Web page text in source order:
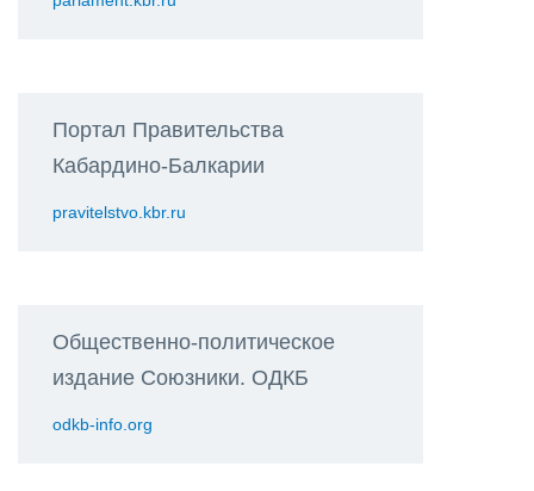
Портал Правительства
Кабардино-Балкарии
pravitelstvo.kbr.ru
Общественно-политическое
издание Союзники. ОДКБ
odkb-info.org